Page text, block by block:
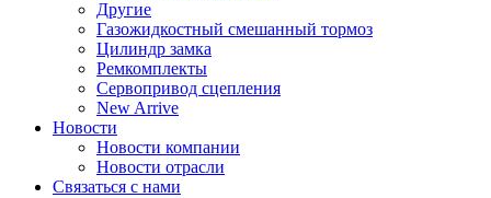
Другие
Газожидкостный смешанный тормоз
Цилиндр замка
Ремкомплекты
Сервопривод сцепления
New Arrive
Новости
Новости компании
Новости отрасли
Связаться с нами